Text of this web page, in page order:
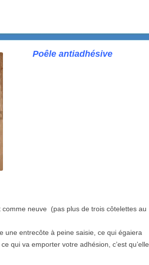
Poêle antiadhésive
comme neuve (pas plus de trois côtelettes au
une entrecôte à peine saisie, ce qui égaiera
qui va emporter votre adhésion, c’est qu’elle